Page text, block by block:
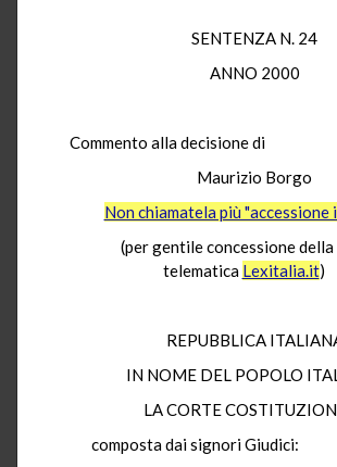
SENTENZA N. 24
ANNO 2000
Commento alla decisione di
Maurizio Borgo
Non chiamatela più
(per gentile concessione
telematica Lexitalia.it)
REPUBBLICA
IN NOME DEL POPOLO
LA CORTE
composta dai signori Giudici: